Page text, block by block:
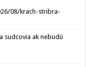
08/krach-stribra-
sudcovia ak nebudú